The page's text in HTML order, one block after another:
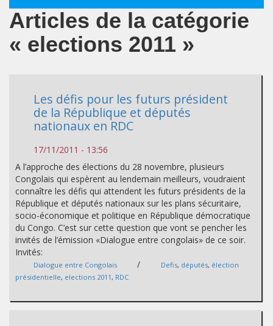
Articles de la catégorie
« elections 2011 »
Les défis pour les futurs président
de la République et députés
nationaux en RDC
17/11/2011 - 13:56
A l’approche des élections du 28 novembre, plusieurs
Congolais qui espèrent au lendemain meilleurs, voudraient
connaître les défis qui attendent les futurs présidents de la
République et députés nationaux sur les plans sécuritaire,
socio-économique et politique en République démocratique
du Congo. C’est sur cette question que vont se pencher les
invités de l’émission «Dialogue entre congolais» de ce soir.
Invités:
Dialogue entre Congolais / Defis, députés, élection
présidentielle, elections 2011, RDC